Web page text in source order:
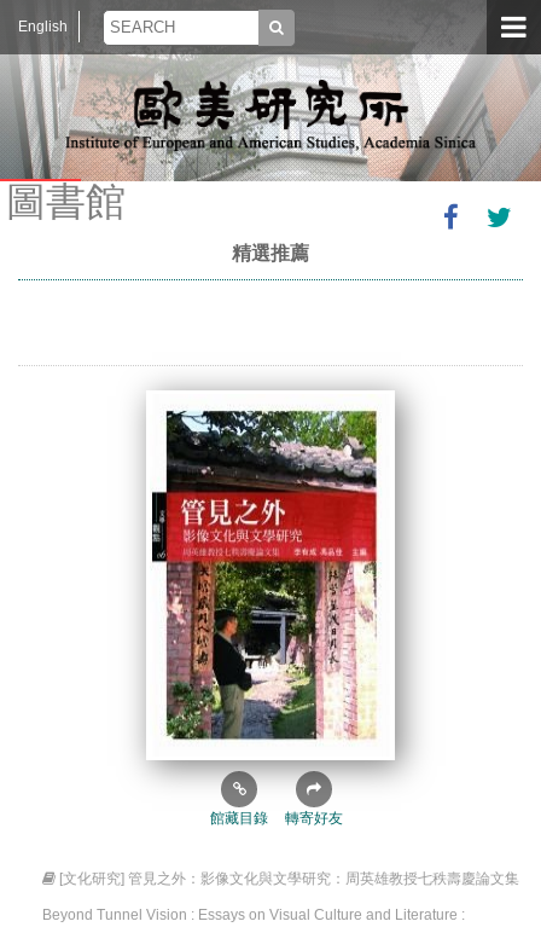
English
圖書館
精選推薦
館藏目錄 轉寄好友
[文化研究] 管見之外：影像文化與文學研究：周英雄教授七秩壽慶論文集
Beyond Tunnel Vision : Essays on Visual Culture and Literature :